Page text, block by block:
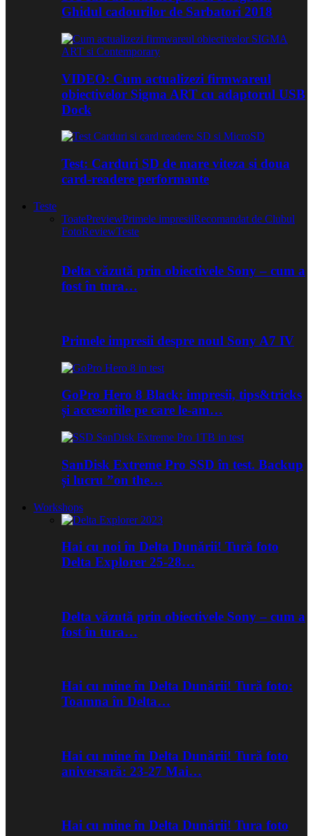
Ghidul cadourilor de Sarbatori 2018
VIDEO: Cum actualizezi firmwareul
obiectivelor Sigma ART cu adaptorul USB
Dock
Test: Carduri SD de mare viteza si doua
card-readere performante
Teste
ToatePreviewPrimele impresiiRecomandat de Clubul
FotoReviewTeste
Delta văzută prin obiectivele Sony – cum a
fost în tura…
Primele impresii despre noul Sony A7 IV
GoPro Hero 8 Black: impresii, tips&tricks
și accesoriile pe care le-am…
SanDisk Extreme Pro SSD în test. Backup
și lucru ”on the…
Workshops
Hai cu noi în Delta Dunării! Tură foto
Delta Explorer 25-28…
Delta văzută prin obiectivele Sony – cum a
fost în tura…
Hai cu mine în Delta Dunării! Tură foto:
Toamna în Delta…
Hai cu mine în Delta Dunării! Tură foto
aniversară: 23-27 Mai…
Hai cu mine în Delta Dunării! Tura foto